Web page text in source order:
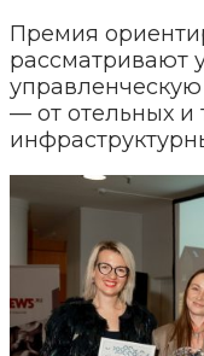
Премия
рассматривают
— от отельных и